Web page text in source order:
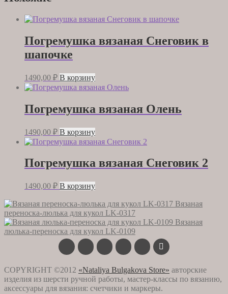
Погремушка вязаная Снеговик в
шапочке
1490,00 ₽ В корзину
Погремушка вязаная Олень
1490,00 ₽ В корзину
Погремушка вязаная Снеговик 2
1490,00 ₽ В корзину
Вязаная
переноска-люлька для кукол LK-0317
Вязаная
люлька-переноска для кукол LK-0109
COPYRIGHT ©2012 «Nataliya Bulgakova Store» авторские
изделия из шерсти ручной работы, мастер-классы по вязанию,
аксессуары для вязания: счетчики и маркеры.